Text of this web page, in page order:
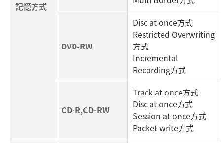
記憶方式
DVD-RW
Disc at once方式
Restricted Overwriting
方式
Incremental
Recording方式
CD-R,CD-RW
Track at once方式
Disc at once方式
Session at once方式
Packet write方式